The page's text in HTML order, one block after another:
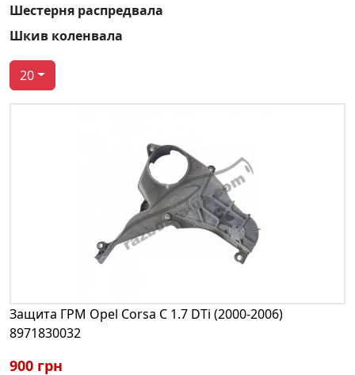
Шестерня распредвала
Шкив коленвала
20
Защита ГРМ Opel Corsa С 1.7 DTi (2000-2006)
8971830032
900 грн